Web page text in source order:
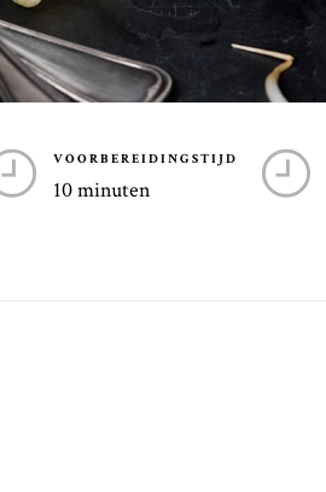
VOORBEREIDINGSTIJD
10 minuten